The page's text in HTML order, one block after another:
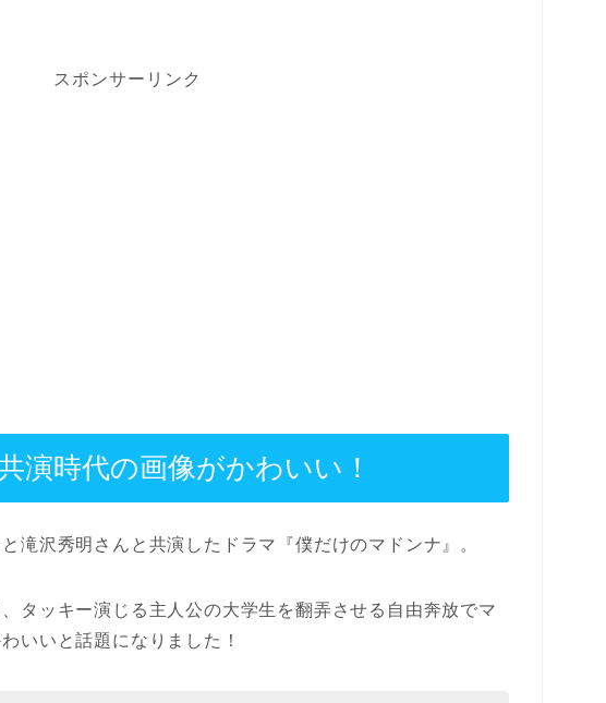
スポンサーリンク
演時代の画像がかわいい！
滝沢秀明さんと共演したドラマ『僕だけのマドンナ』。
タッキー演じる主人公の大学生を翻弄させる自由奔放でマ
いいと話題になりました！